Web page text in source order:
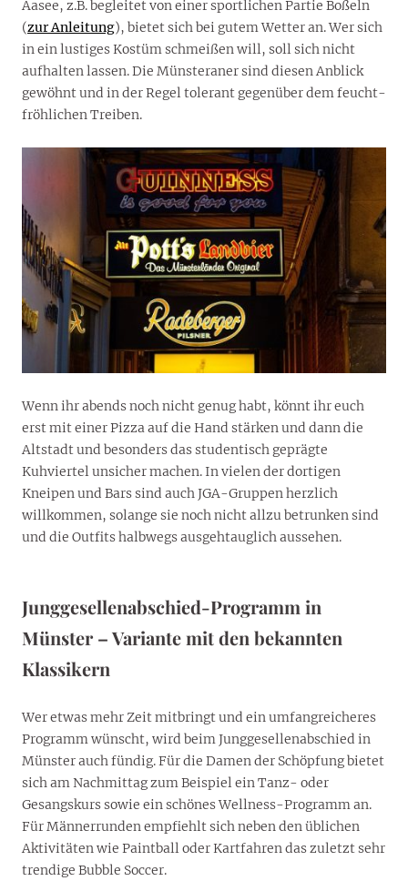
Aasee, z.B. begleitet von einer sportlichen Partie Boßeln
(zur Anleitung), bietet sich bei gutem Wetter an. Wer sich
in ein lustiges Kostüm schmeißen will, soll sich nicht
aufhalten lassen. Die Münsteraner sind diesen Anblick
gewöhnt und in der Regel tolerant gegenüber dem feucht-
fröhlichen Treiben.
Wenn ihr abends noch nicht genug habt, könnt ihr euch
erst mit einer Pizza auf die Hand stärken und dann die
Altstadt und besonders das studentisch geprägte
Kuhviertel unsicher machen. In vielen der dortigen
Kneipen und Bars sind auch JGA-Gruppen herzlich
willkommen, solange sie noch nicht allzu betrunken sind
und die Outfits halbwegs ausgehtauglich aussehen.
Junggesellenabschied-Programm in
Münster – Variante mit den bekannten
Klassikern
Wer etwas mehr Zeit mitbringt und ein umfangreicheres
Programm wünscht, wird beim Junggesellenabschied in
Münster auch fündig. Für die Damen der Schöpfung bietet
sich am Nachmittag zum Beispiel ein Tanz- oder
Gesangskurs sowie ein schönes Wellness-Programm an.
Für Männerrunden empfiehlt sich neben den üblichen
Aktivitäten wie Paintball oder Kartfahren das zuletzt sehr
trendige Bubble Soccer.